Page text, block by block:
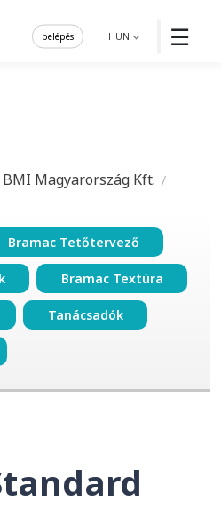
☰
HUN
belépés
BMI Magyarország Kft.
Bramac Tetőtervező
Bramac Textúra
Tanácsadók